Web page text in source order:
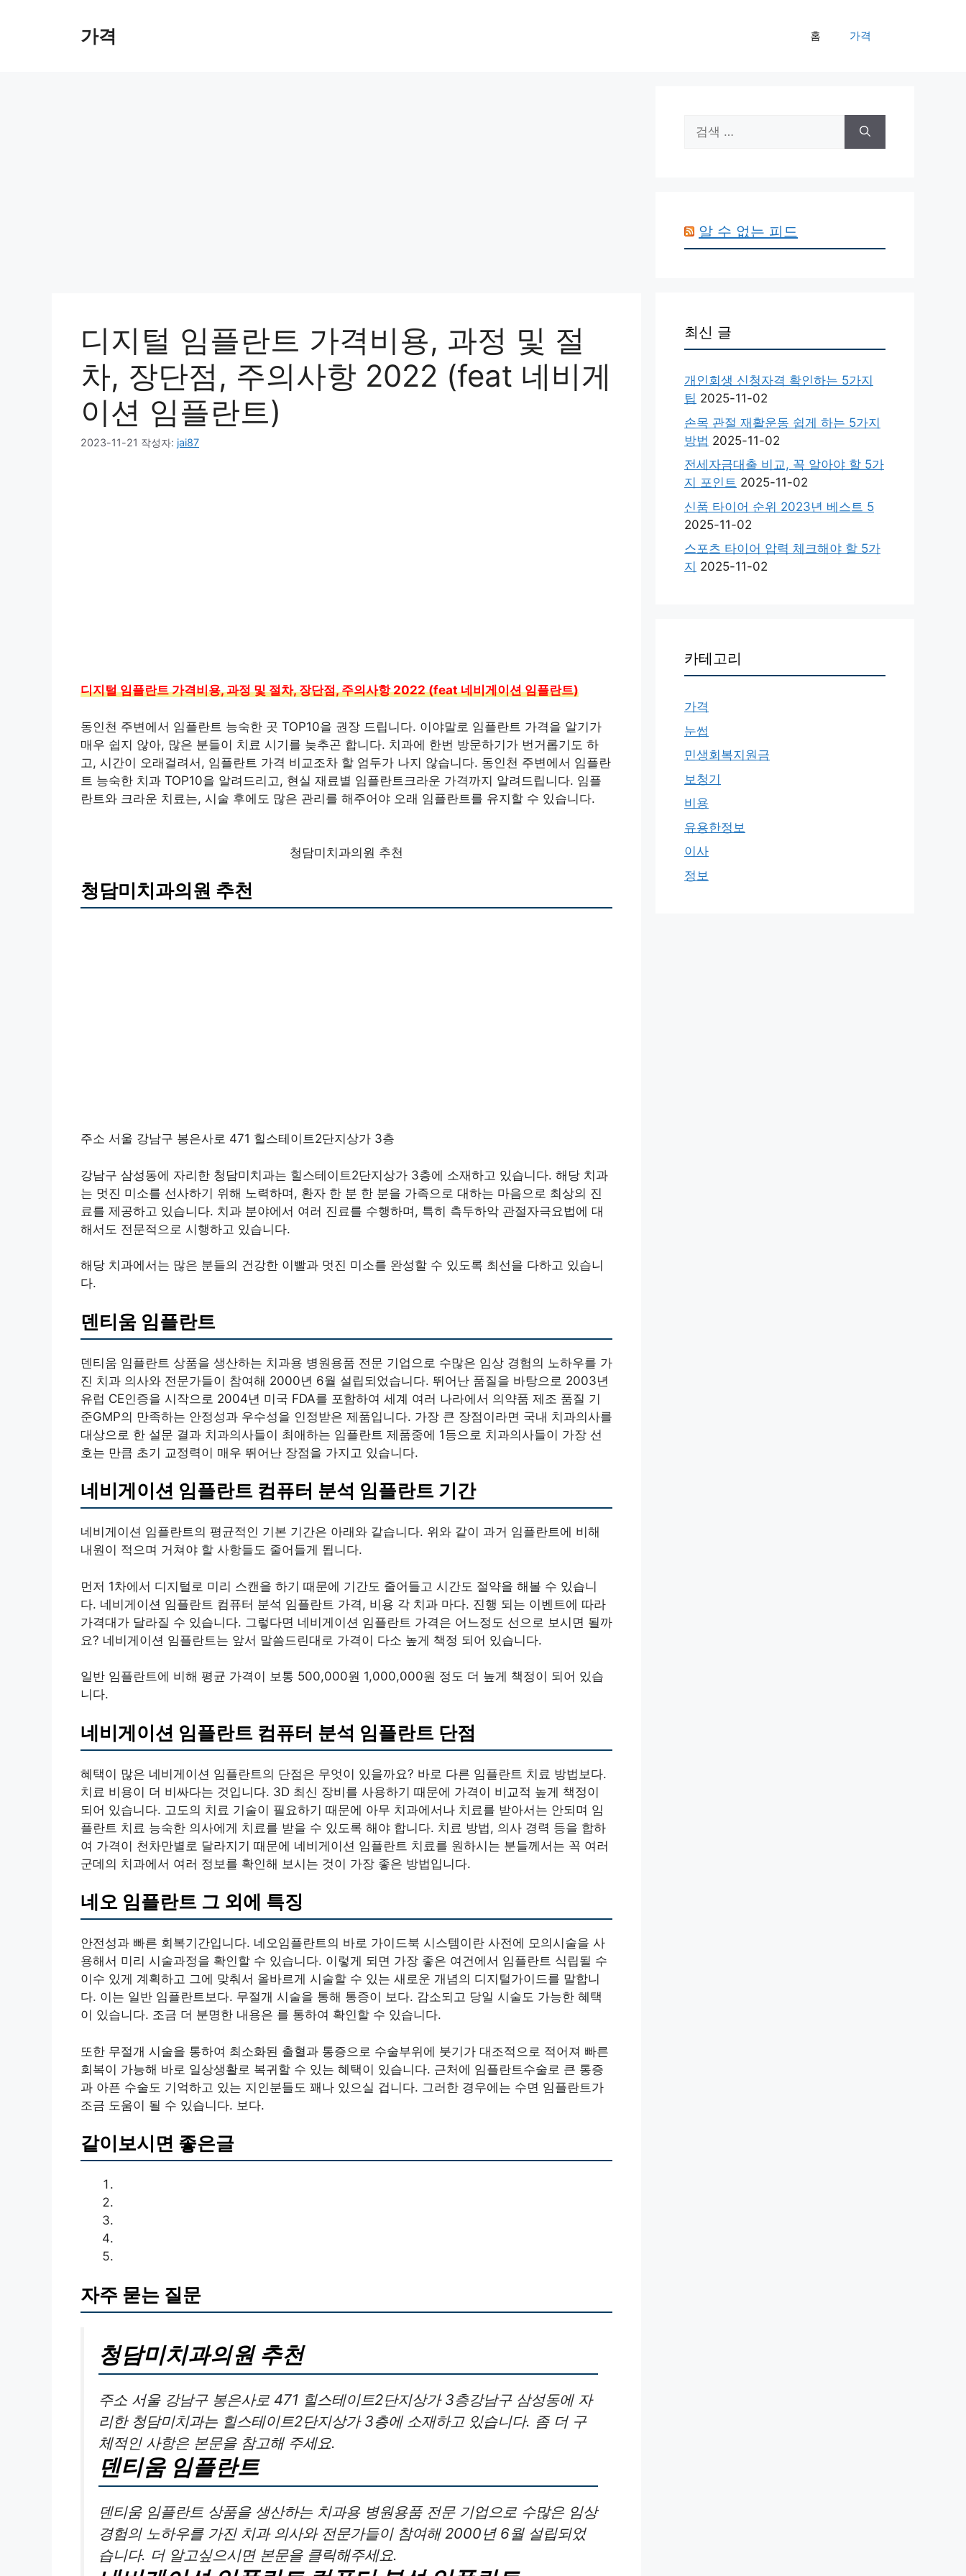
가격 홈 가격
디지털 임플란트 가격비용, 과정 및 절
차, 장단점, 주의사항 2022 (feat 네비게
이션 임플란트)
2023-11-21 작성자: jai87
디지털 임플란트 가격비용, 과정 및 절차, 장단점, 주의사항 2022 (feat 네비게이션 임플란트)
동인천 주변에서 임플란트 능숙한 곳 TOP10을 권장 드립니다. 이야말로 임플란트 가격을 알기가
매우 쉽지 않아, 많은 분들이 치료 시기를 늦추곤 합니다. 치과에 한번 방문하기가 번거롭기도 하
고, 시간이 오래걸려서, 임플란트 가격 비교조차 할 엄두가 나지 않습니다. 동인천 주변에서 임플란
트 능숙한 치과 TOP10을 알려드리고, 현실 재료별 임플란트크라운 가격까지 알려드립니다. 임플
란트와 크라운 치료는, 시술 후에도 많은 관리를 해주어야 오래 임플란트를 유지할 수 있습니다.
청담미치과의원 추천
청담미치과의원 추천
주소 서울 강남구 봉은사로 471 힐스테이트2단지상가 3층
강남구 삼성동에 자리한 청담미치과는 힐스테이트2단지상가 3층에 소재하고 있습니다. 해당 치과
는 멋진 미소를 선사하기 위해 노력하며, 환자 한 분 한 분을 가족으로 대하는 마음으로 최상의 진
료를 제공하고 있습니다. 치과 분야에서 여러 진료를 수행하며, 특히 측두하악 관절자극요법에 대
해서도 전문적으로 시행하고 있습니다.
해당 치과에서는 많은 분들의 건강한 이빨과 멋진 미소를 완성할 수 있도록 최선을 다하고 있습니
다.
덴티움 임플란트
덴티움 임플란트 상품을 생산하는 치과용 병원용품 전문 기업으로 수많은 임상 경험의 노하우를 가
진 치과 의사와 전문가들이 참여해 2000년 6월 설립되었습니다. 뛰어난 품질을 바탕으로 2003년
유럽 CE인증을 시작으로 2004년 미국 FDA를 포함하여 세계 여러 나라에서 의약품 제조 품질 기
준GMP의 만족하는 안정성과 우수성을 인정받은 제품입니다. 가장 큰 장점이라면 국내 치과의사를
대상으로 한 설문 결과 치과의사들이 최애하는 임플란트 제품중에 1등으로 치과의사들이 가장 선
호는 만큼 초기 교정력이 매우 뛰어난 장점을 가지고 있습니다.
네비게이션 임플란트 컴퓨터 분석 임플란트 기간
네비게이션 임플란트의 평균적인 기본 기간은 아래와 같습니다. 위와 같이 과거 임플란트에 비해
내원이 적으며 거쳐야 할 사항들도 줄어들게 됩니다.
먼저 1차에서 디지털로 미리 스캔을 하기 때문에 기간도 줄어들고 시간도 절약을 해볼 수 있습니
다. 네비게이션 임플란트 컴퓨터 분석 임플란트 가격, 비용 각 치과 마다. 진행 되는 이벤트에 따라
가격대가 달라질 수 있습니다. 그렇다면 네비게이션 임플란트 가격은 어느정도 선으로 보시면 될까
요? 네비게이션 임플란트는 앞서 말씀드린대로 가격이 다소 높게 책정 되어 있습니다.
일반 임플란트에 비해 평균 가격이 보통 500,000원 1,000,000원 정도 더 높게 책정이 되어 있습
니다.
네비게이션 임플란트 컴퓨터 분석 임플란트 단점
혜택이 많은 네비게이션 임플란트의 단점은 무엇이 있을까요? 바로 다른 임플란트 치료 방법보다.
치료 비용이 더 비싸다는 것입니다. 3D 최신 장비를 사용하기 때문에 가격이 비교적 높게 책정이
되어 있습니다. 고도의 치료 기술이 필요하기 때문에 아무 치과에서나 치료를 받아서는 안되며 임
플란트 치료 능숙한 의사에게 치료를 받을 수 있도록 해야 합니다. 치료 방법, 의사 경력 등을 합하
여 가격이 천차만별로 달라지기 때문에 네비게이션 임플란트 치료를 원하시는 분들께서는 꼭 여러
군데의 치과에서 여러 정보를 확인해 보시는 것이 가장 좋은 방법입니다.
네오 임플란트 그 외에 특징
안전성과 빠른 회복기간입니다. 네오임플란트의 바로 가이드북 시스템이란 사전에 모의시술을 사
용해서 미리 시술과정을 확인할 수 있습니다. 이렇게 되면 가장 좋은 여건에서 임플란트 식립될 수
이수 있게 계획하고 그에 맞춰서 올바르게 시술할 수 있는 새로운 개념의 디지털가이드를 말합니
다. 이는 일반 임플란트보다. 무절개 시술을 통해 통증이 보다. 감소되고 당일 시술도 가능한 혜택
이 있습니다. 조금 더 분명한 내용은 를 통하여 확인할 수 있습니다.
또한 무절개 시술을 통하여 최소화된 출혈과 통증으로 수술부위에 붓기가 대조적으로 적어져 빠른
회복이 가능해 바로 일상생활로 복귀할 수 있는 혜택이 있습니다. 근처에 임플란트수술로 큰 통증
과 아픈 수술도 기억하고 있는 지인분들도 꽤나 있으실 겁니다. 그러한 경우에는 수면 임플란트가
조금 도움이 될 수 있습니다. 보다.
같이보시면 좋은글
자주 묻는 질문
청담미치과의원 추천
주소 서울 강남구 봉은사로 471 힐스테이트2단지상가 3층강남구 삼성동에 자
리한 청담미치과는 힐스테이트2단지상가 3층에 소재하고 있습니다. 좀 더 구
체적인 사항은 본문을 참고해 주세요.
덴티움 임플란트
덴티움 임플란트 상품을 생산하는 치과용 병원용품 전문 기업으로 수많은 임상
경험의 노하우를 가진 치과 의사와 전문가들이 참여해 2000년 6월 설립되었
습니다. 더 알고싶으시면 본문을 클릭해주세요.
색:
알 수 없는 피드
최신 글
개인회생 신청자격 확인하는 5가지
팁 2025-11-02
손목 관절 재활운동 쉽게 하는 5가지
방법 2025-11-02
전세자금대출 비교, 꼭 알아야 할 5가
지 포인트 2025-11-02
신품 타이어 순위 2023년 베스트 5
2025-11-02
스포츠 타이어 압력 체크해야 할 5가
지 2025-11-02
카테고리
가격
눈썹
민생회복지원금
보청기
비용
유용한정보
이사
정보